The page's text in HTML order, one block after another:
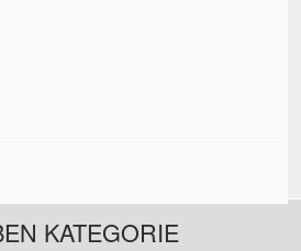
KATEGORIE